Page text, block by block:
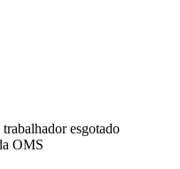
esgotado
OMS